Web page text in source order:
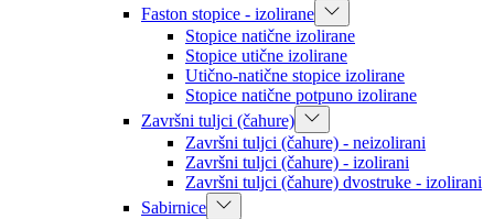
Faston stopice - izolirane
Stopice natične izolirane
Stopice utične izolirane
Utično-natične stopice izolirane
Stopice natične potpuno izolirane
Završni tuljci (čahure)
Završni tuljci (čahure) - neizolirani
Završni tuljci (čahure) - izolirani
Završni tuljci (čahure) dvostruke - izolirani
Sabirnice